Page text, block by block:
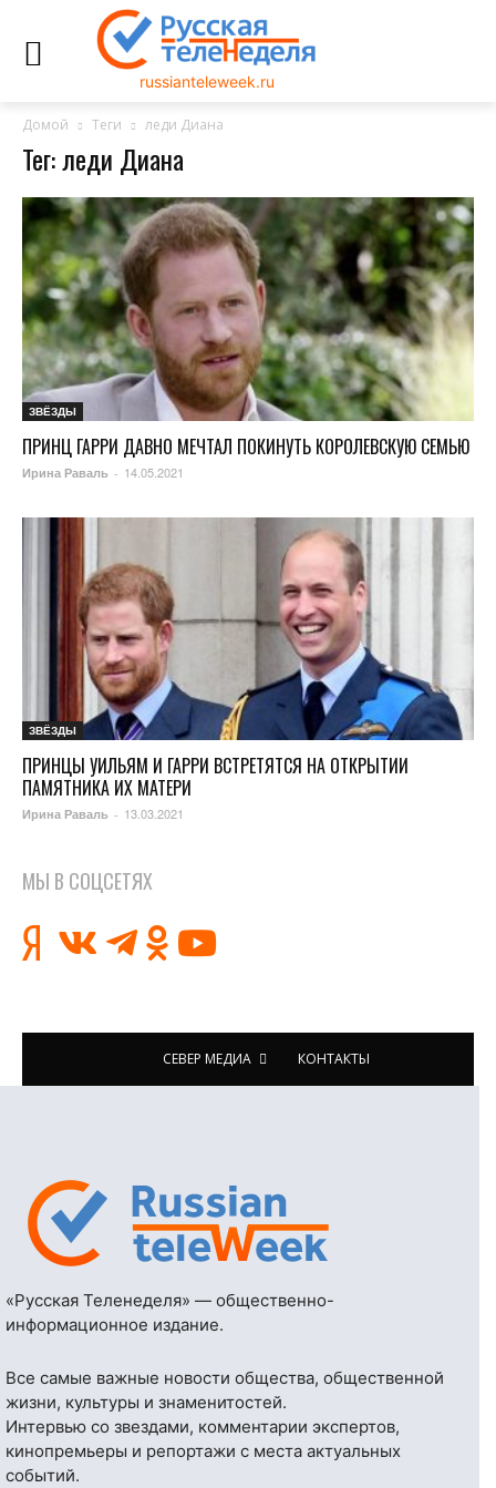
russianteleweek.ru
Домой Теги леди Диана
Тег: леди Диана
ЗВЁЗДЫ
ПРИНЦ ГАРРИ ДАВНО МЕЧТАЛ ПОКИНУТЬ КОРОЛЕВСКУЮ СЕМЬЮ
Ирина Раваль - 14.05.2021
ЗВЁЗДЫ
ПРИНЦЫ УИЛЬЯМ И ГАРРИ ВСТРЕТЯТСЯ НА ОТКРЫТИИ
ПАМЯТНИКА ИХ МАТЕРИ
Ирина Раваль - 13.03.2021
МЫ В СОЦСЕТЯХ
СЕВЕР МЕДИА КОНТАКТЫ
«Русская Теленеделя» — общественно-
информационное издание.
Все самые важные новости общества, общественной
жизни, культуры и знаменитостей.
Интервью со звездами, комментарии экспертов,
кинопремьеры и репортажи с места актуальных
событий.